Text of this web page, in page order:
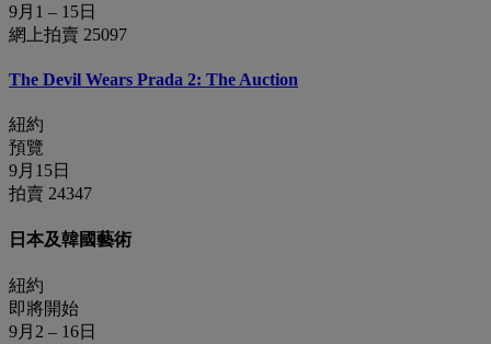
9月1 – 15日
網上拍賣 25097
The Devil Wears Prada 2: The Auction
紐約
預覽
9月15日
拍賣 24347
日本及韓國藝術
紐約
即將開始
9月2 – 16日